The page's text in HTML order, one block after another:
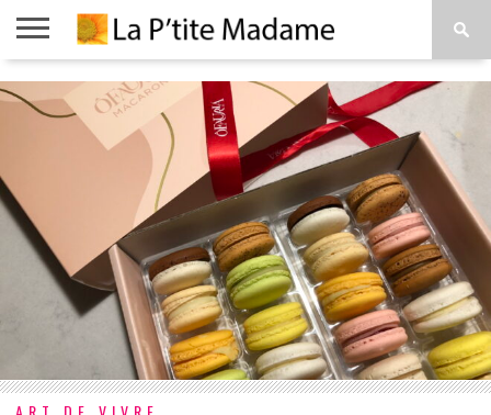
ACCUEIL
BEAUTÉ
MODE
ART
DE
VIVRE
À
PROPOS